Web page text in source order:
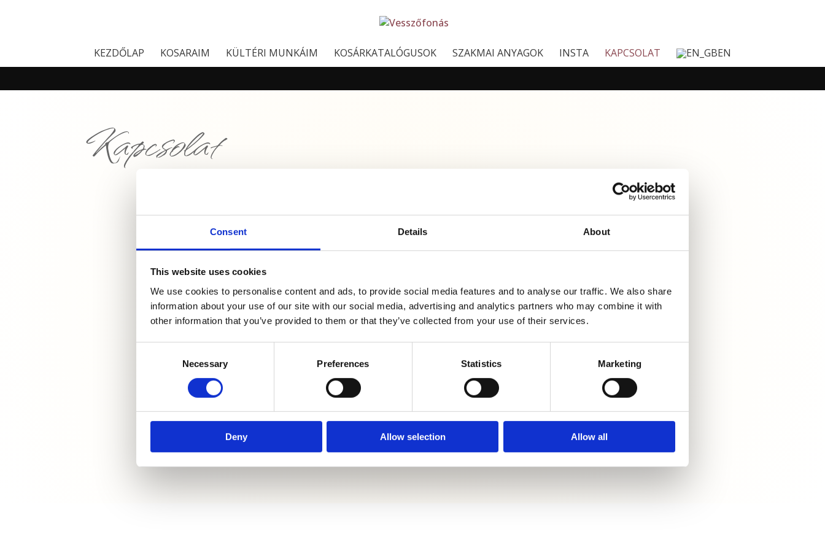
Consent Details About
This website uses cookies
We use cookies to personalise content and ads, to provide social media features and to analyse our traffic. We also share
information about your use of our site with our social media, advertising and analytics partners who may combine it with
other information that you’ve provided to them or that they’ve collected from your use of their services.
Necessary Preferences Statistics Marketing
Deny Allow selection Allow all
KEZDŐLAP KOSARAIM KÜLTÉRI MUNKÁIM KOSÁRKATALÓGUSOK SZAKMAI ANYAGOK INSTA KAPCSOLAT EN
Kapcsolat
Sápi Nóra
velem, örömmel várom
megkeresésedet az alábbi
nora@vesszofonas.hu
Telefon
+36 70 432 94 19